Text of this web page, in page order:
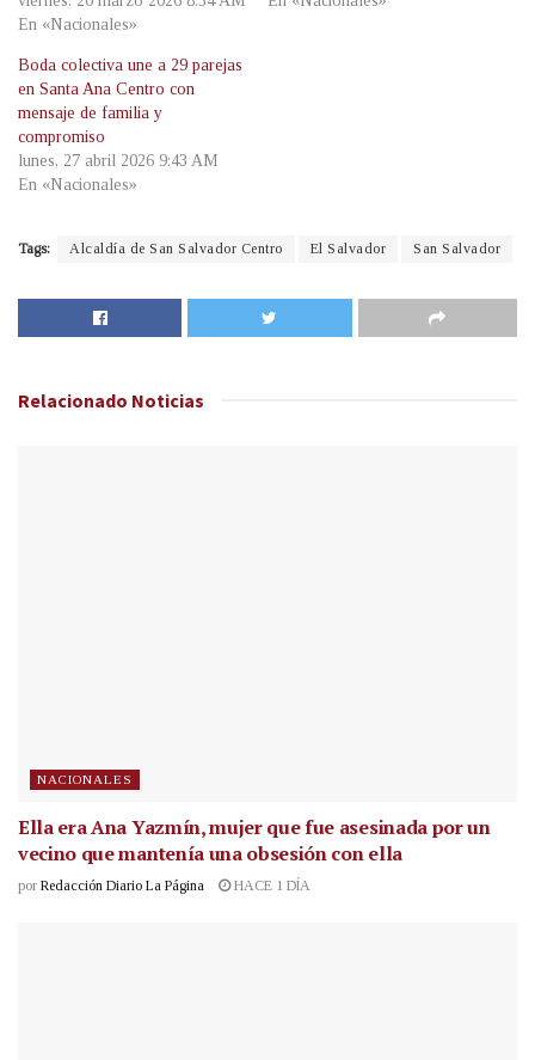
En «Nacionales»
Boda colectiva une a 29 parejas
en Santa Ana Centro con
mensaje de familia y
compromiso
lunes, 27 abril 2026 9:43 AM
En «Nacionales»
Tags: Alcaldía de San Salvador Centro El Salvador San Salvador
Relacionado Noticias
NACIONALES
Ella era Ana Yazmín, mujer que fue asesinada por un
vecino que mantenía una obsesión con ella
por Redacción Diario La Página HACE 1 DÍA